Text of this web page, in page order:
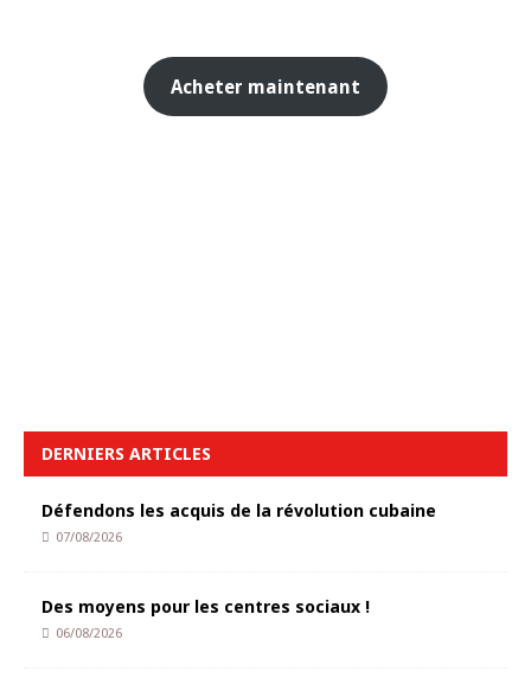
Acheter maintenant
DERNIERS ARTICLES
Défendons les acquis de la révolution cubaine
07/08/2026
Des moyens pour les centres sociaux !
06/08/2026